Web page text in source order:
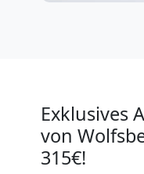
Exklusives
von
315€!